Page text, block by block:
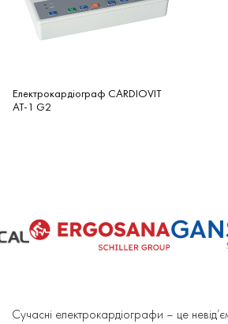
Електрокардіограф CARDIOVIT
AT-1 G2
Сучасні електрокардіографи – це